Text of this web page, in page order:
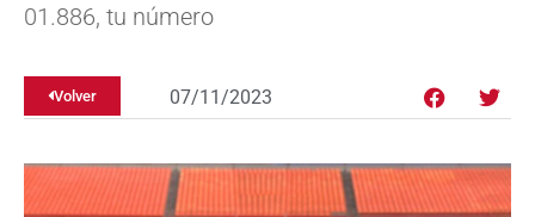
01.886, tu número
Volver 07/11/2023